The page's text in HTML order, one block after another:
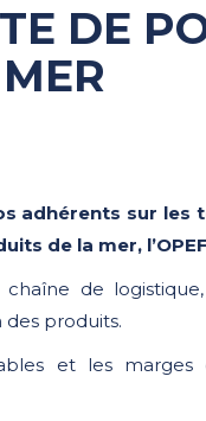
DE
adhérents sur les
de la mer,
de
des produits.
et les